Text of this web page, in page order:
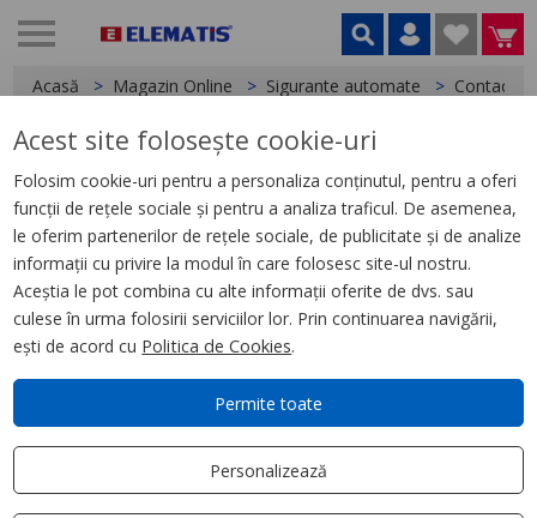
Acasă Magazin Online Sigurante automate Contacte
< Contacte Auxiliare si Bobine declansare
Bobina de declansare, Imns,
Unitate de declansare, 220, 240
V C.A.
Acest site folosește cookie-uri
Folosim cookie-uri pentru a personaliza conținutul, pentru a oferi
funcții de rețele sociale și pentru a analiza traficul. De asemenea,
le oferim partenerilor de rețele sociale, de publicitate și de analize
informații cu privire la modul în care folosesc site-ul nostru.
Aceștia le pot combina cu alte informații oferite de dvs. sau
culese în urma folosirii serviciilor lor. Prin continuarea navigării,
ești de acord cu Politica de Cookies.
Permite toate
Personalizează